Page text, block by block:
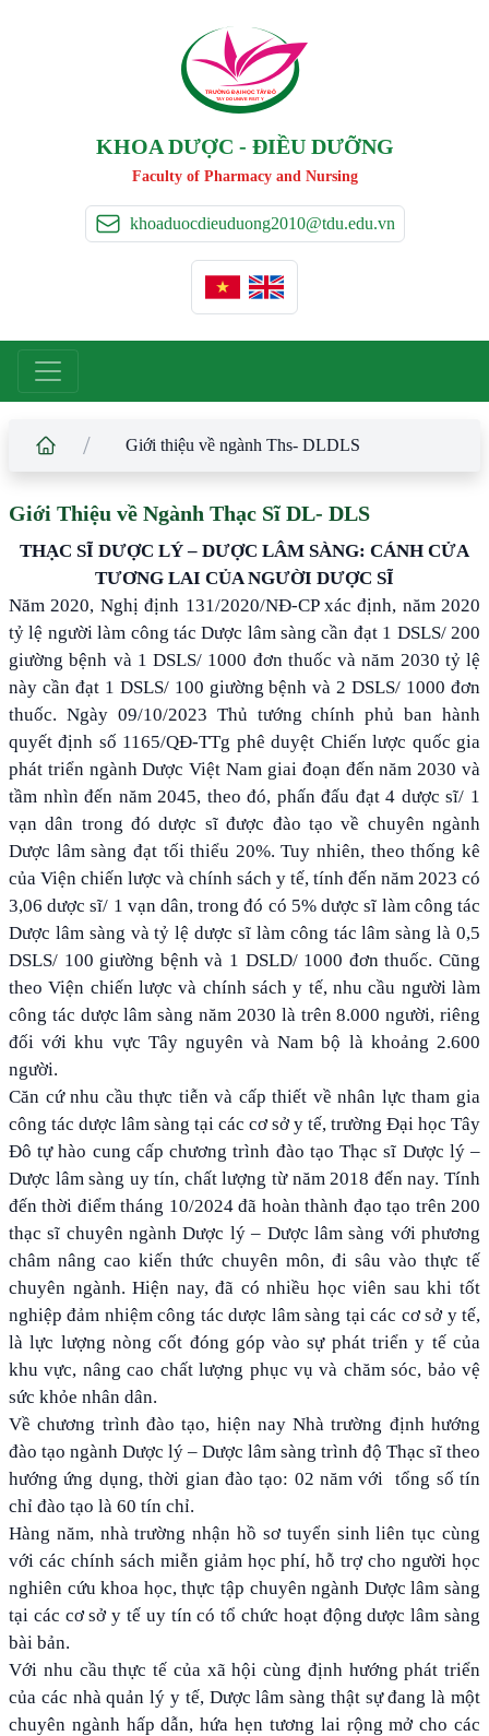
TRƯỜNG ĐẠI HỌC TÂY ĐÔ
TAY DO UNIVERSIT Y
KHOA DƯỢC - ĐIỀU DƯỠNG
Faculty of Pharmacy and Nursing
khoaduocdieuduong2010@tdu.edu.vn
/ Giới thiệu về ngành Ths- DLDLS
Giới Thiệu về Ngành Thạc Sĩ DL- DLS
THẠC SĨ DƯỢC LÝ – DƯỢC LÂM SÀNG: CÁNH CỬA
TƯƠNG LAI CỦA NGƯỜI DƯỢC SĨ
Năm 2020, Nghị định 131/2020/NĐ-CP xác định, năm 2020
tỷ lệ người làm công tác Dược lâm sàng cần đạt 1 DSLS/ 200
giường bệnh và 1 DSLS/ 1000 đơn thuốc và năm 2030 tỷ lệ
này cần đạt 1 DSLS/ 100 giường bệnh và 2 DSLS/ 1000 đơn
thuốc. Ngày 09/10/2023 Thủ tướng chính phủ ban hành
quyết định số 1165/QĐ-TTg phê duyệt Chiến lược quốc gia
phát triển ngành Dược Việt Nam giai đoạn đến năm 2030 và
tầm nhìn đến năm 2045, theo đó, phấn đấu đạt 4 dược sĩ/ 1
vạn dân trong đó dược sĩ được đào tạo về chuyên ngành
Dược lâm sàng đạt tối thiểu 20%. Tuy nhiên, theo thống kê
của Viện chiến lược và chính sách y tế, tính đến năm 2023 có
3,06 dược sĩ/ 1 vạn dân, trong đó có 5% dược sĩ làm công tác
Dược lâm sàng và tỷ lệ dược sĩ làm công tác lâm sàng là 0,5
DSLS/ 100 giường bệnh và 1 DSLD/ 1000 đơn thuốc. Cũng
theo Viện chiến lược và chính sách y tế, nhu cầu người làm
công tác dược lâm sàng năm 2030 là trên 8.000 người, riêng
đối với khu vực Tây nguyên và Nam bộ là khoảng 2.600
người.
Căn cứ nhu cầu thực tiễn và cấp thiết về nhân lực tham gia
công tác dược lâm sàng tại các cơ sở y tế, trường Đại học Tây
Đô tự hào cung cấp chương trình đào tạo Thạc sĩ Dược lý –
Dược lâm sàng uy tín, chất lượng từ năm 2018 đến nay. Tính
đến thời điểm tháng 10/2024 đã hoàn thành đạo tạo trên 200
thạc sĩ chuyên ngành Dược lý – Dược lâm sàng với phương
châm nâng cao kiến thức chuyên môn, đi sâu vào thực tế
chuyên ngành. Hiện nay, đã có nhiều học viên sau khi tốt
nghiệp đảm nhiệm công tác dược lâm sàng tại các cơ sở y tế,
là lực lượng nòng cốt đóng góp vào sự phát triển y tế của
khu vực, nâng cao chất lượng phục vụ và chăm sóc, bảo vệ
sức khỏe nhân dân.
Về chương trình đào tạo, hiện nay Nhà trường định hướng
đào tạo ngành Dược lý – Dược lâm sàng trình độ Thạc sĩ theo
hướng ứng dụng, thời gian đào tạo: 02 năm với tổng số tín
chỉ đào tạo là 60 tín chỉ.
Hàng năm, nhà trường nhận hồ sơ tuyển sinh liên tục cùng
với các chính sách miễn giảm học phí, hỗ trợ cho người học
nghiên cứu khoa học, thực tập chuyên ngành Dược lâm sàng
tại các cơ sở y tế uy tín có tổ chức hoạt động dược lâm sàng
bài bản.
Với nhu cầu thực tế của xã hội cùng định hướng phát triển
của các nhà quản lý y tế, Dược lâm sàng thật sự đang là một
chuyên ngành hấp dẫn, hứa hẹn tương lai rộng mở cho các